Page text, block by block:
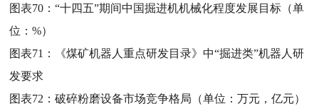
图表70：“十四五”期间中国掘进机机械化程度发展目标（单
位：%）
图表71：
《煤矿机器人重点研发目录》中“掘进类”机器人研
发要求
图表72：破碎粉磨设备市场竞争格局（单位：万元，亿元）